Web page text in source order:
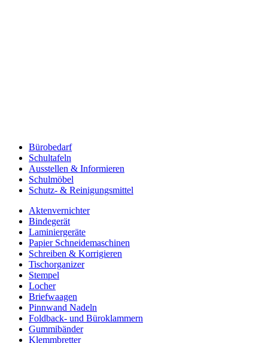
Bürobedarf
Schultafeln
Ausstellen & Informieren
Schulmöbel
Schutz- & Reinigungsmittel
Aktenvernichter
Bindegerät
Laminiergeräte
Papier Schneidemaschinen
Schreiben & Korrigieren
Tischorganizer
Stempel
Locher
Briefwaagen
Pinnwand Nadeln
Foldback- und Büroklammern
Gummibänder
Klemmbretter